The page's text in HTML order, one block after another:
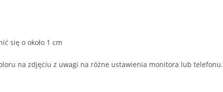
się o około 1 cm
na zdjęciu z uwagi na różne ustawienia monitora lub telefonu.